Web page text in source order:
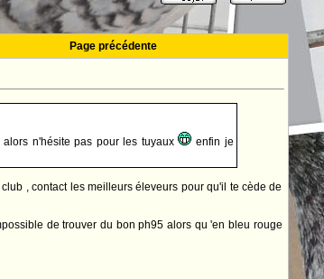
Page précédente
alors n'hésite pas pour les tuyaux
enfin je
, contact les meilleurs éleveurs pour qu'il te cède de
de trouver du bon ph95 alors qu 'en bleu rouge